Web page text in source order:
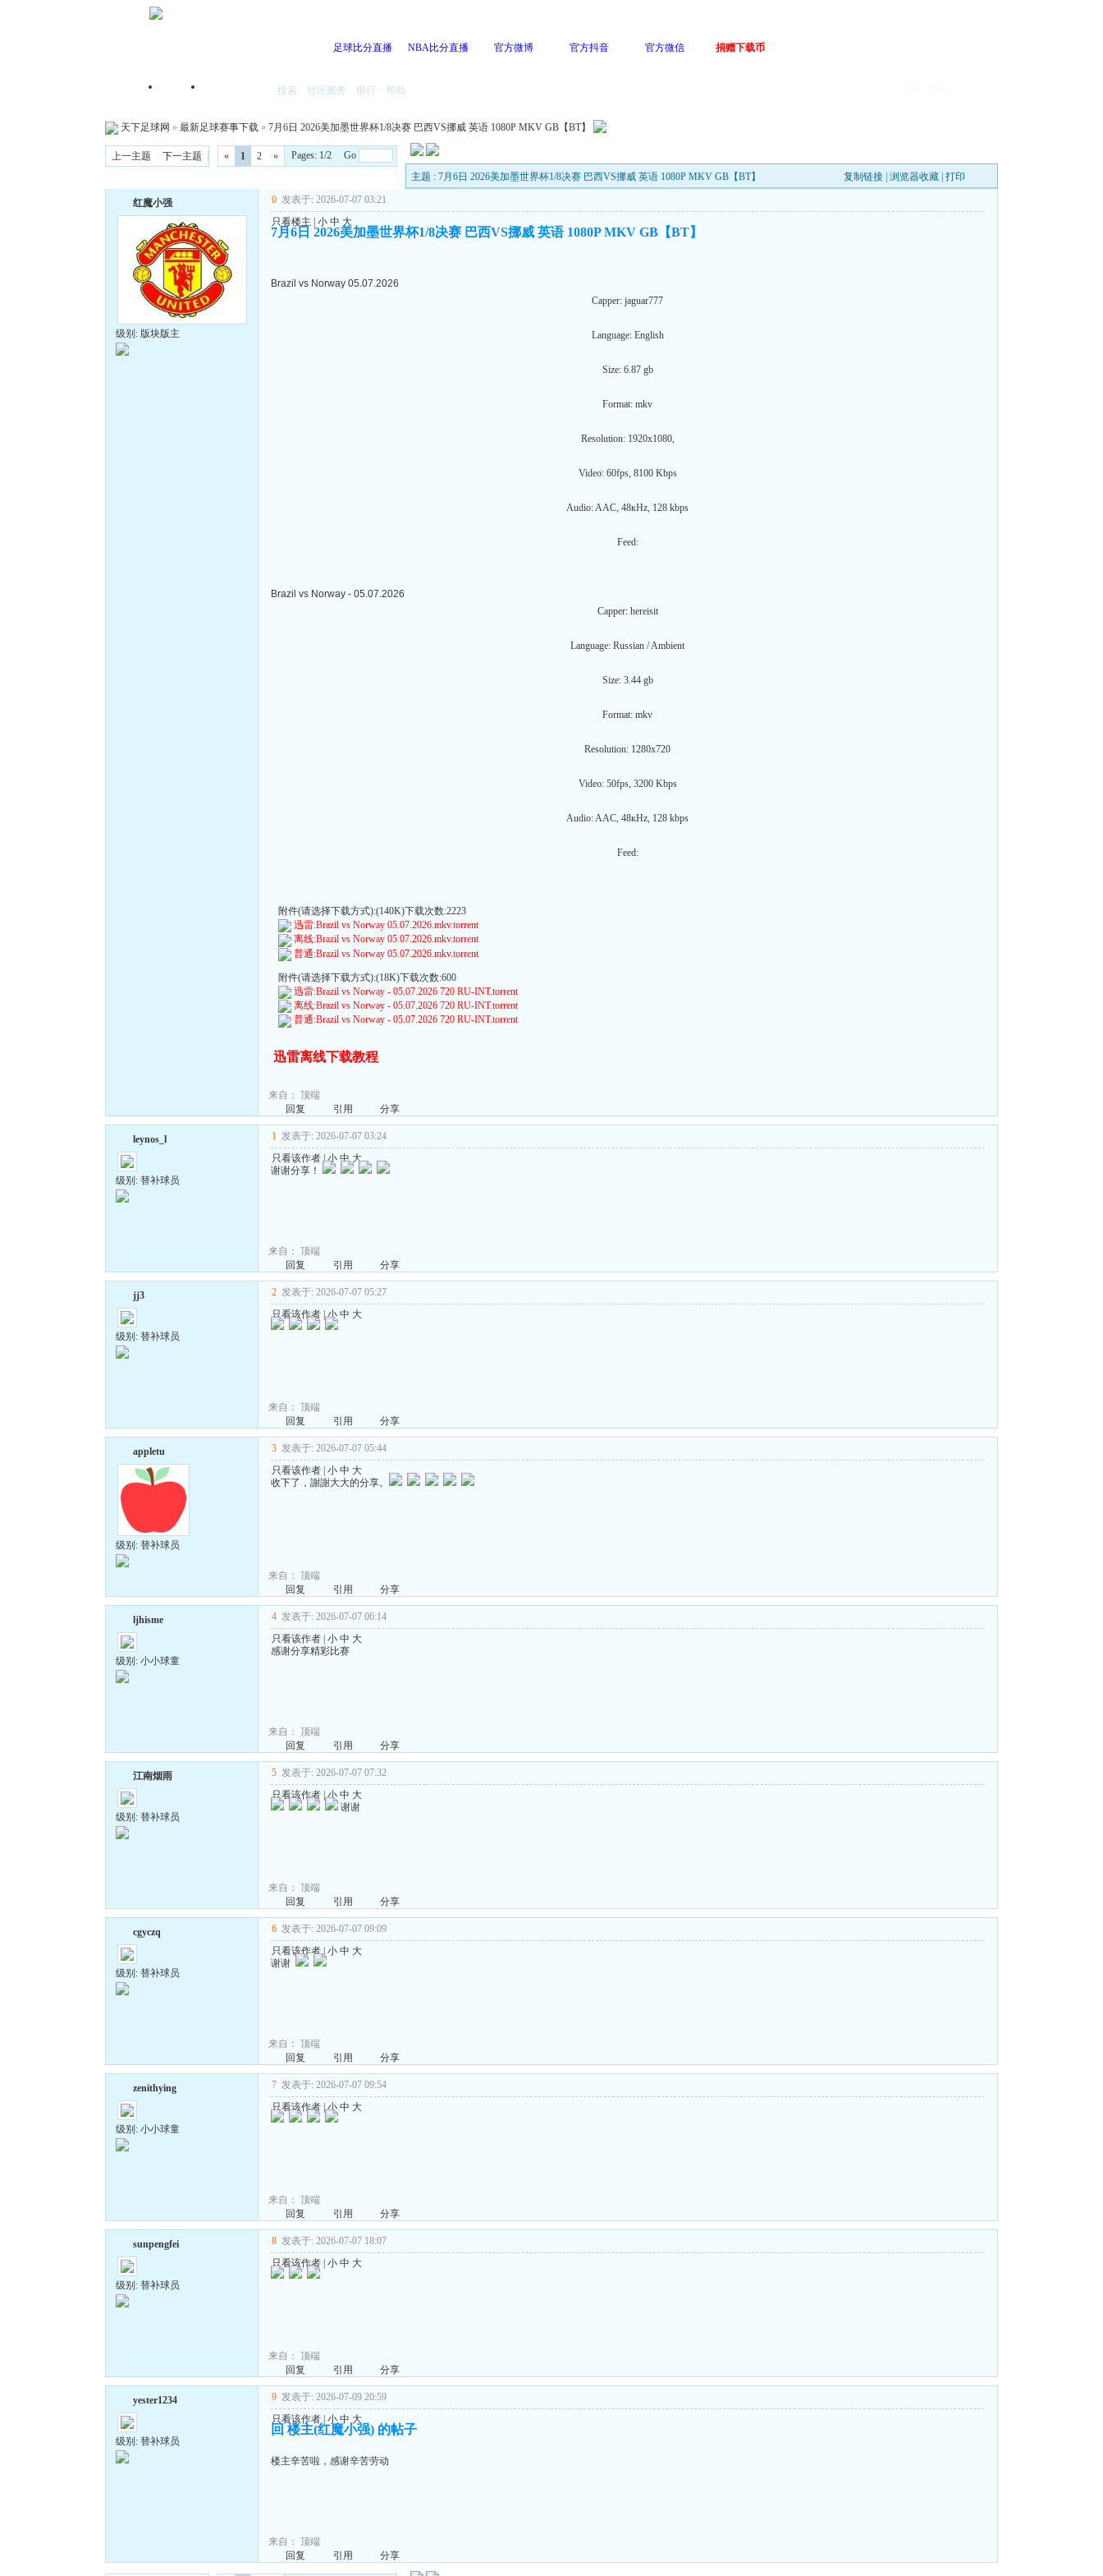
足球比分直播 NBA比分直播 官方微博 官方抖音 官方微信 捐赠下载币
首页 搜索 社区服务 银行 帮助
天下足球网 » 最新足球赛事下载 » 7月6日 2026美加墨世界杯1/8决赛 巴西VS挪威 英语 1080P MKV GB【BT】
上一主题 下一主题 « 1 2 »
Pages: 1/2 Go
主题 : 7月6日 2026美加墨世界杯1/8决赛 巴西VS挪威 英语 1080P MKV GB【BT】
复制链接| 浏览器收藏| 打印
红魔小强
级别: 版块版主
0 发表于: 2026-07-07 03:21
只看楼主
小 中 大
7月6日 2026美加墨世界杯1/8决赛 巴西VS挪威 英语 1080P MKV GB【BT】
Brazil vs Norway 05.07.2026
Capper: jaguar777
Language: English
Size: 6.87 gb
Format: mkv
Resolution: 1920x1080,
Video: 60fps, 8100 Kbps
Audio: AAC, 48кHz, 128 kbps
Feed:
Brazil vs Norway - 05.07.2026
Capper: hereisit
Language: Russian / Ambient
Size: 3.44 gb
Format: mkv
Resolution: 1280x720
Video: 50fps, 3200 Kbps
Audio: AAC, 48кHz, 128 kbps
Feed:
附件(请选择下载方式):(140K)下载次数:2223
迅雷:Brazil vs Norway 05.07.2026.mkv.torrent
离线:Brazil vs Norway 05.07.2026.mkv.torrent
普通:Brazil vs Norway 05.07.2026.mkv.torrent
附件(请选择下载方式):(18K)下载次数:600
迅雷:Brazil vs Norway - 05.07.2026 720 RU-INT.torrent
离线:Brazil vs Norway - 05.07.2026 720 RU-INT.torrent
普通:Brazil vs Norway - 05.07.2026 720 RU-INT.torrent
迅雷离线下载教程
来自： 顶端
回复
引用 分享
leynos_l
级别: 替补球员
1 发表于: 2026-07-07 03:24
只看该作者|小 中 大
谢谢分享！
来自： 顶端
回复
引用 分享
jj3
级别: 替补球员
2 发表于: 2026-07-07 05:27
只看该作者|小 中 大
来自： 顶端
回复
引用 分享
appletu
级别: 替补球员
3 发表于: 2026-07-07 05:44
只看该作者| 小 中 大
收下了，謝謝大大的分享。
来自： 顶端
回复
引用 分享
ljhisme
级别: 小小球童
4 发表于: 2026-07-07 06:14
只看该作者| 小 中 大
感谢分享精彩比赛
来自： 顶端
回复
引用 分享
江南烟雨
级别: 替补球员
5 发表于: 2026-07-07 07:32
只看该作者|小 中 大
谢谢
来自： 顶端
回复
引用 分享
cgyczq
级别: 替补球员
6 发表于: 2026-07-07 09:09
只看该作者| 小 中 大
谢谢
来自： 顶端
回复
引用 分享
zenithying
级别: 小小球童
7 发表于: 2026-07-07 09:54
只看该作者|小 中 大
来自： 顶端
回复
引用 分享
sunpengfei
级别: 替补球员
8 发表于: 2026-07-07 18:07
只看该作者| 小 中 大
来自： 顶端
回复
引用 分享
yester1234
级别: 替补球员
9 发表于: 2026-07-09 20:59
只看该作者| 小 中 大
回 楼主(红魔小强) 的帖子
楼主辛苦啦，感谢辛苦劳动
来自： 顶端
回复
引用 分享